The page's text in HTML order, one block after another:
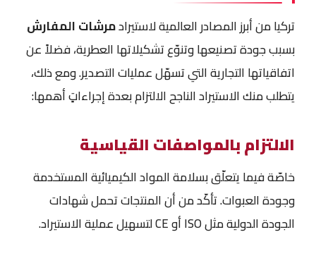
تركيا من أبرز المصادر العالمية لاستيرادمرشات المفارش
بسبب جودة تصنيعها وتنوّع تشكيلاتها العطرية، فضلاً عن
اتفاقياتها التجارية التي تسهّل عمليات التصدير. ومع ذلك،
يتطلب منك الاستيراد الناجح الالتزام بعدة إجراءاتٍ أهمها:
الالتزام بالمواصفات القياسية
خاصّة فيما يتعلّق بسلامة المواد الكيميائية المستخدمة
وجودة العبوات. تأكّد من أن المنتجات تحمل شهادات
الجودة الدولية مثل ISO أو CE لتسهيل عملية الاستيراد.